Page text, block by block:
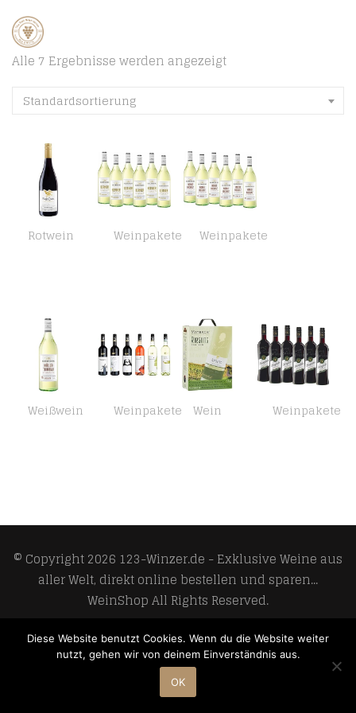
Alle 7 Ergebnisse werden angezeigt
Standardsortierung
Rotwein Weinpakete Weinpakete
Weißwein Weinpakete Wein Weinpakete
© Copyright 2026 123-Winzer.de - Exklusive Weine aus
aller Welt, direkt online bestellen und sparen...
WeinShopAll Rights Reserved.
Develop and design by
Meoso GmbH
Diese Website benutzt Cookies. Wenn du die Website weiter
nutzt, gehen wir von deinem Einverständnis aus.
OK